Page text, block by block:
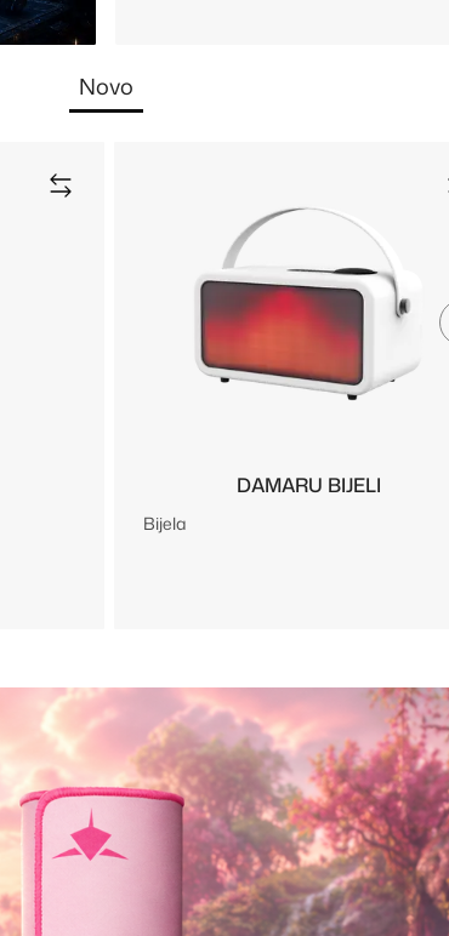
Novo
DAMARU BIJELI
Bijela